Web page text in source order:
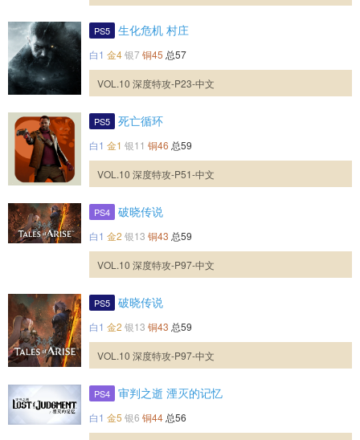
PS5 生化危机 村庄
白1 金4银7 铜45 总57
VOL.10 深度特攻-P23-中文
PS5 死亡循环
白1 金1 银11 铜46 总59
VOL.10 深度特攻-P51-中文
PS4 破晓传说
白1 金2 银13 铜43 总59
VOL.10 深度特攻-P97-中文
PS5 破晓传说
白1 金2 银13 铜43 总59
VOL.10 深度特攻-P97-中文
PS4 审判之逝 湮灭的记忆
白1 金5 银6 铜44 总56